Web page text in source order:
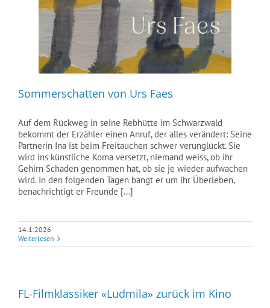
Sommerschatten von Urs Faes
Auf dem Rückweg in seine Rebhütte im Schwarzwald
bekommt der Erzähler einen Anruf, der alles verändert: Seine
Partnerin Ina ist beim Freitauchen schwer verunglückt. Sie
wird ins künstliche Koma versetzt, niemand weiss, ob ihr
Gehirn Schaden genommen hat, ob sie je wieder aufwachen
wird. In den folgenden Tagen bangt er um ihr Überleben,
benachrichtigt er Freunde [...]
14.1.2026
Weiterlesen
FL-Filmklassiker «Ludmila» zurück im Kino